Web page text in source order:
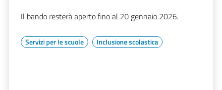
Il bando resterà aperto fino al 20 gennaio 2026.
Servizi per le scuole Inclusione scolastica